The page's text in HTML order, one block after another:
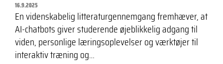
16.9.2025
En videnskabelig litteraturgennemgang fremhæver, at
AI-chatbots giver studerende øjeblikkelig adgang til
viden, personlige læringsoplevelser og værktøjer til
interaktiv træning og…